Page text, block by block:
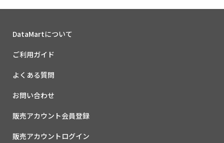
DataMartについて
ご利用ガイド
よくある質問
お問い合わせ
販売アカウント会員登録
販売アカウントログイン